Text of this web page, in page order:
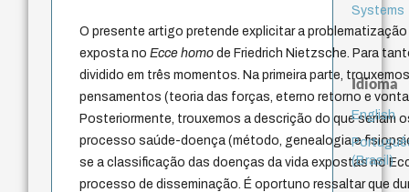
O presente artigo pretende explicitar a
exposta noEcce homode Friedrich Nietzsche. Para
dividido em três momentos. Na primeira parte,
pensamentos (teoria das forças, eterno retorno e
Posteriormente, trouxemos a descrição do que seriam
processo saúde-doença (método, genealogia e
se a classificação das doenças da vida expostas no
processo de disseminação. É oportuno ressaltar que
Systems
Idioma
English
(Brasil)